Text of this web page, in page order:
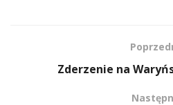
Zderzenie na